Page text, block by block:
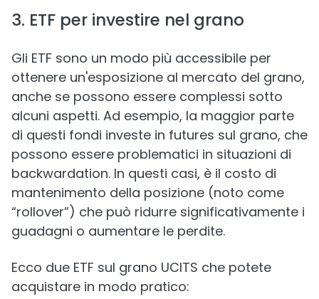
3. ETF per investire nel grano
Gli ETF sono un modo più accessibile per
ottenere un'esposizione al mercato del grano,
anche se possono essere complessi sotto
alcuni aspetti. Ad esempio, la maggior parte
di questi fondi investe in futures sul grano, che
possono essere problematici in situazioni di
backwardation. In questi casi, è il costo di
mantenimento della posizione (noto come
“rollover”) che può ridurre significativamente i
guadagni o aumentare le perdite.
Ecco due ETF sul grano UCITS che potete
acquistare in modo pratico: